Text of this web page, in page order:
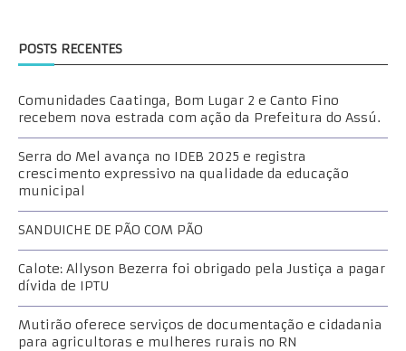
POSTS RECENTES
Comunidades Caatinga, Bom Lugar 2 e Canto Fino
recebem nova estrada com ação da Prefeitura do Assú.
Serra do Mel avança no IDEB 2025 e registra
crescimento expressivo na qualidade da educação
municipal
SANDUICHE DE PÃO COM PÃO
Calote: Allyson Bezerra foi obrigado pela Justiça a pagar
dívida de IPTU
Mutirão oferece serviços de documentação e cidadania
para agricultoras e mulheres rurais no RN